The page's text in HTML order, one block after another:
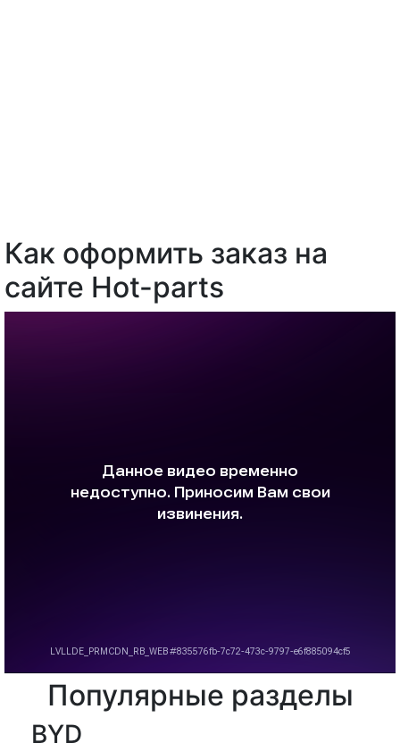
Как оформить заказ на
сайте Hot-parts
Популярные разделы
BYD